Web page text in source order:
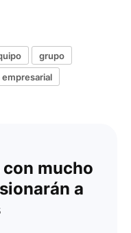
grupo
mucho
a